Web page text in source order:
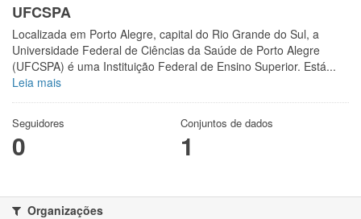
UFCSPA
Localizada em Porto Alegre, capital do Rio Grande do Sul, a
Universidade Federal de Ciências da Saúde de Porto Alegre
(UFCSPA) é uma Instituição Federal de Ensino Superior. Está...
Leia mais
Seguidores
0
Conjuntos de dados
1
Organizações